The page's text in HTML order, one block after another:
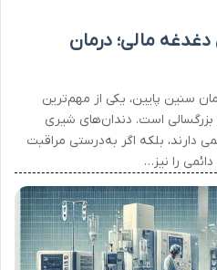
مالی؛ درمان
سنین پایین، یکی از مهم‌ترین
است. دندان‌های شیری
دارند، بلکه اگر به‌درستی مراقبت
را نیز…